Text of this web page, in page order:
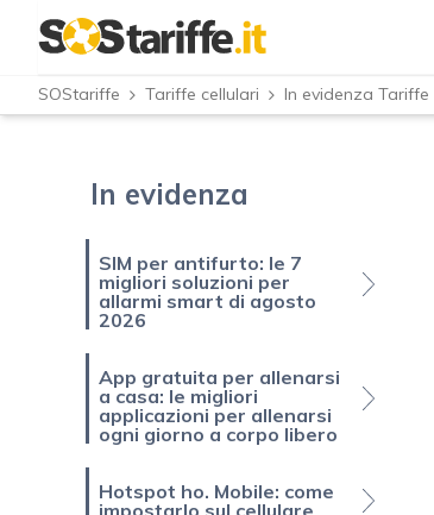
SOStariffe Tariffe cellulari In evidenza Tariffe
In evidenza
SIM per antifurto: le 7
migliori soluzioni per
allarmi smart di agosto
2026
App gratuita per allenarsi
a casa: le migliori
applicazioni per allenarsi
ogni giorno a corpo libero
Hotspot ho. Mobile: come